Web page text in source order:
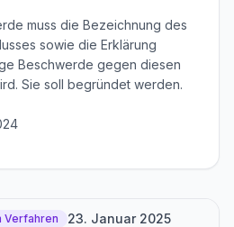
muss die Bezeichnung des
sowie die Erklärung
Beschwerde gegen diesen
Sie soll begründet werden.
Verfahren 23. Januar 2025